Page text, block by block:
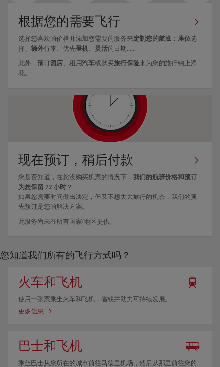
根据您的需要飞行
选择您喜欢的价格并添加您需要的服务来定制您的航班 ： 座位选
择、 额外行李、优先登机 灵活的日期......
此外，预订酒店 、租用汽车或购买旅行保险来为您的旅行锦上添
花。
现在预订，稍后付款
您是否知道，在您没购买机票的情况下， 我们的航班价格和预订
为您保留 72 小时 ？
如果您需要时间做出决定，但又不想失去旅行的机会，我们的预
先预订是您的解决方案。
此服务尚未在所有国家/地区提供。
您知道我们所有的飞行方式吗？
火车和飞机
使用一张票乘坐火车和飞机，省钱并助力可持续发展。
更多信息
巴士和飞机
乘坐巴士从您所在的城市前往马德里机场，然后从那里前往您的